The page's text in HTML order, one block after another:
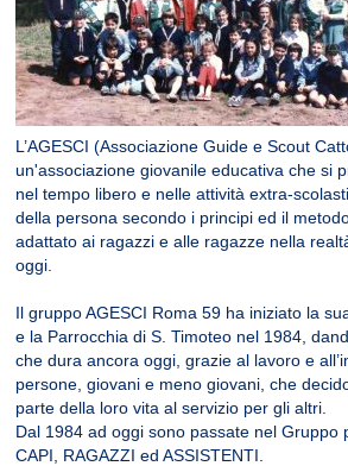
L’AGESCI (Associazione Guide e Scout
un'associazione giovanile educativa che si
nel tempo libero e nelle attività extra-
della persona secondo i principi ed il
adattato ai ragazzi e alle ragazze nella
oggi.
Il gruppo AGESCI Roma 59 ha iniziato la
e la Parrocchia di S. Timoteo nel 1984,
che dura ancora oggi, grazie al lavoro e
persone, giovani e meno giovani, che
parte della loro vita al servizio per gli altri.
Dal 1984 ad oggi sono passate nel Gruppo
CAPI, RAGAZZI ed ASSISTENTI.